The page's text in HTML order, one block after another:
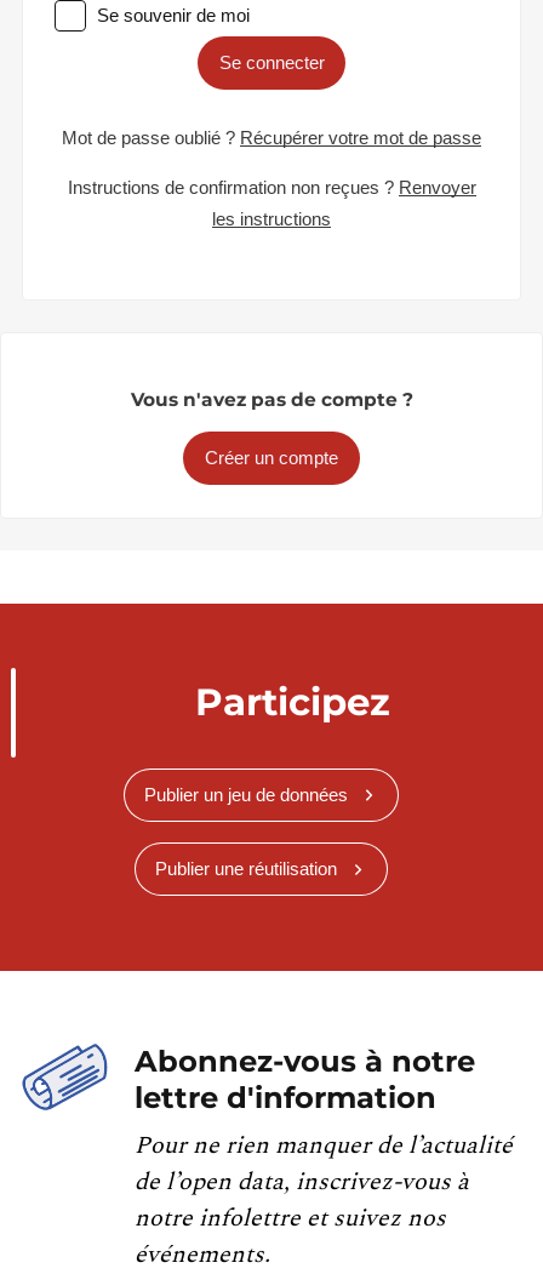
Se souvenir de moi
Se connecter
Mot de passe oublié ? Récupérer votre mot de passe
Instructions de confirmation non reçues ? Renvoyer
les instructions
Vous n'avez pas de compte ?
Créer un compte
Participez
Publier un jeu de données
Publier une réutilisation
Abonnez-vous à notre
lettre d'information
Pour ne rien manquer de l’actualité
de l’open data, inscrivez-vous à
notre infolettre et suivez nos
événements.